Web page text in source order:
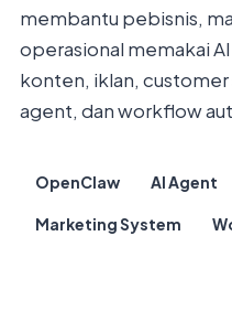
membantu pebisnis,
operasional memakai
konten, iklan,
agent, dan workflow
OpenClaw AI Agent
Marketing System